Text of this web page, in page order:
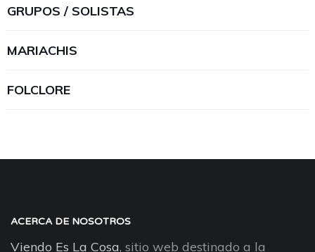
GRUPOS / SOLISTAS
MARIACHIS
FOLCLORE
ACERCA DE NOSOTROS
Viendo Es La Cosa, sitio web destinado a la